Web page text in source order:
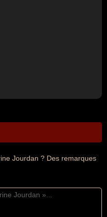
Jourdan ? Des remarques